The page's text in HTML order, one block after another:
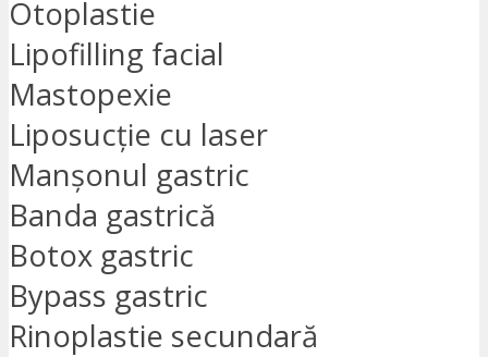
Otoplastie
Lipofilling facial
Mastopexie
Liposucție cu laser
Manșonul gastric
Banda gastrică
Botox gastric
Bypass gastric
Rinoplastie secundară